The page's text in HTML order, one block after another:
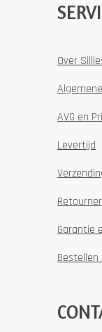
Over
AVG en
Levertijd
Garantie